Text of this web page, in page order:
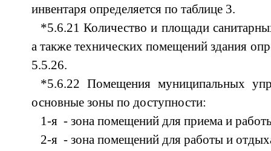
инвентаря определяется по таблице 3.
*5.6.21 Количество и площади
а также технических помещений здания
5.5.26.
*5.6.22 Помещения муниципальных
основные зоны по доступности:
1-я - зона помещений для приема и
2-я - зона помещений для работы и